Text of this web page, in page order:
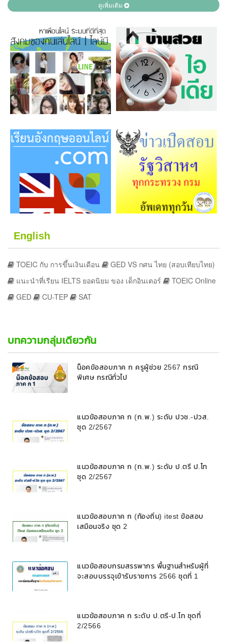
ดูเพิ่มเติม
English
TOEIC กับ การขึ้นเงินเดือน
GED VS กศน ไทย (สอบเทียบไทย)
แนะนำที่เรียน IELTS ยอดนิยม ของ เด็กอินเตอร์
TOEIC Online
GED
CU-TEP SAT
บทความกลุ่มเดียวกัน
น็อคข้อสอบภาค ก ครูผู้ช่วย 2567 กรณี
พิเศษ กรณีทั่วไป
แนวข้อสอบภาค ก (ก.พ.) ระดับ ปวช.-ปวส.
ชุด 2/2567
แนวข้อสอบภาค ก (ก.พ.) ระดับ ป.ตรี ป.โท
ชุด 2/2567
แนวข้อสอบภาค ก (ท้องถิ่น) itest ข้อสอบ
เสมือนจริง ชุด 2
แนวข้อสอบกรมสรรพากร พื้นฐานสำหรับผู้ที่
จะสอบบรรจุเข้ารับราชการ 2566 ชุดที่ 1
แนวข้อสอบภาค ก ระดับ ป.ตรี-ป.โท ชุดที่
2/2566